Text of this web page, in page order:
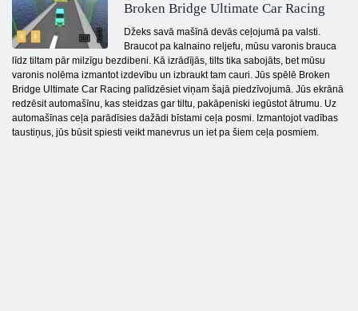
Broken Bridge Ultimate Car Racing
Džeks savā mašīnā devās ceļojumā pa valsti.
Braucot pa kalnaino reljefu, mūsu varonis brauca
līdz tiltam pār milzīgu bezdibeni. Kā izrādījās, tilts tika sabojāts, bet mūsu
varonis nolēma izmantot izdevību un izbraukt tam cauri. Jūs spēlē Broken
Bridge Ultimate Car Racing palīdzēsiet viņam šajā piedzīvojumā. Jūs ekrānā
redzēsit automašīnu, kas steidzas gar tiltu, pakāpeniski iegūstot ātrumu. Uz
automašīnas ceļa parādīsies dažādi bīstami ceļa posmi. Izmantojot vadības
taustiņus, jūs būsit spiesti veikt manevrus un iet pa šiem ceļa posmiem.